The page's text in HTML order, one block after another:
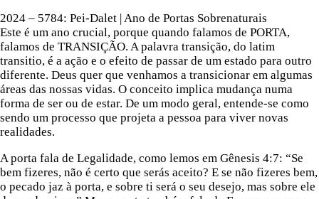
2024 – 5784: Pei-Dalet | Ano de Portas Sobrenaturais
Este é um ano crucial, porque quando falamos de PORTA,
falamos de TRANSIÇÃO. A palavra transição, do latim
transitio, é a ação e o efeito de passar de um estado para outro
diferente. Deus quer que venhamos a transicionar em algumas
áreas das nossas vidas. O conceito implica mudança numa
forma de ser ou de estar. De um modo geral, entende-se como
sendo um processo que projeta a pessoa para viver novas
realidades.
A porta fala de Legalidade, como lemos em Gênesis 4:7: “Se
bem fizeres, não é certo que serás aceito? E se não fizeres bem,
o pecado jaz à porta, e sobre ti será o seu desejo, mas sobre ele